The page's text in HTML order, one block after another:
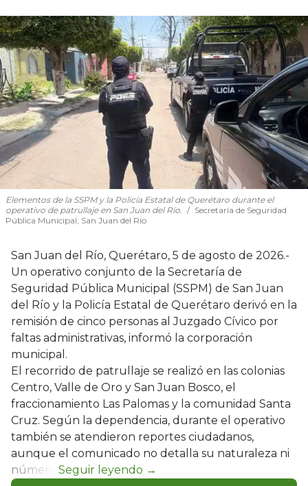
Elementos de la SSPM y la Policía Estatal de Querétaro durante el
operativo de patrullaje en San Juan del Río.
Secretaría de Seguridad
Pública Municipal, San Juan del Río
San Juan del Río, Querétaro, 5 de agosto de 2026.-
Un operativo conjunto de la Secretaría de
Seguridad Pública Municipal (SSPM) de San Juan
del Río y la Policía Estatal de Querétaro derivó en la
remisión de cinco personas al Juzgado Cívico por
faltas administrativas, informó la corporación
municipal.
El recorrido de patrullaje se realizó en las colonias
Centro, Valle de Oro y San Juan Bosco, el
fraccionamiento Las Palomas y la comunidad Santa
Cruz. Según la dependencia, durante el operativo
también se atendieron reportes ciudadanos,
aunque el comunicado no detalla su naturaleza ni
número.